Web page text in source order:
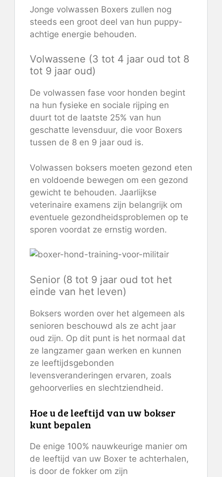
Jonge volwassen Boxers zullen nog
steeds een groot deel van hun puppy-
achtige energie behouden.
Volwassene (3 tot 4 jaar oud tot 8
tot 9 jaar oud)
De volwassen fase voor honden begint
na hun fysieke en sociale rijping en
duurt tot de laatste 25% van hun
geschatte levensduur, die voor Boxers
tussen de 8 en 9 jaar oud is.
Volwassen boksers moeten gezond eten
en voldoende bewegen om een ​​gezond
gewicht te behouden. Jaarlijkse
veterinaire examens zijn belangrijk om
eventuele gezondheidsproblemen op te
sporen voordat ze ernstig worden.
Senior (8 tot 9 jaar oud tot het
einde van het leven)
Boksers worden over het algemeen als
senioren beschouwd als ze acht jaar
oud zijn. Op dit punt is het normaal dat
ze langzamer gaan werken en kunnen
ze leeftijdsgebonden
levensveranderingen ervaren, zoals
gehoorverlies en slechtziendheid.
Hoe u de leeftijd van uw bokser
kunt bepalen
De enige 100% nauwkeurige manier om
de leeftijd van uw Boxer te achterhalen,
is door de fokker om zijn